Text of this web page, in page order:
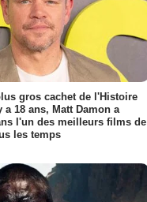
gros cachet de l'Histoire
18 ans, Matt Damon a
l'un des meilleurs films de
les temps